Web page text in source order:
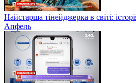
Найстарша тінейджерка в світі:
Апфель